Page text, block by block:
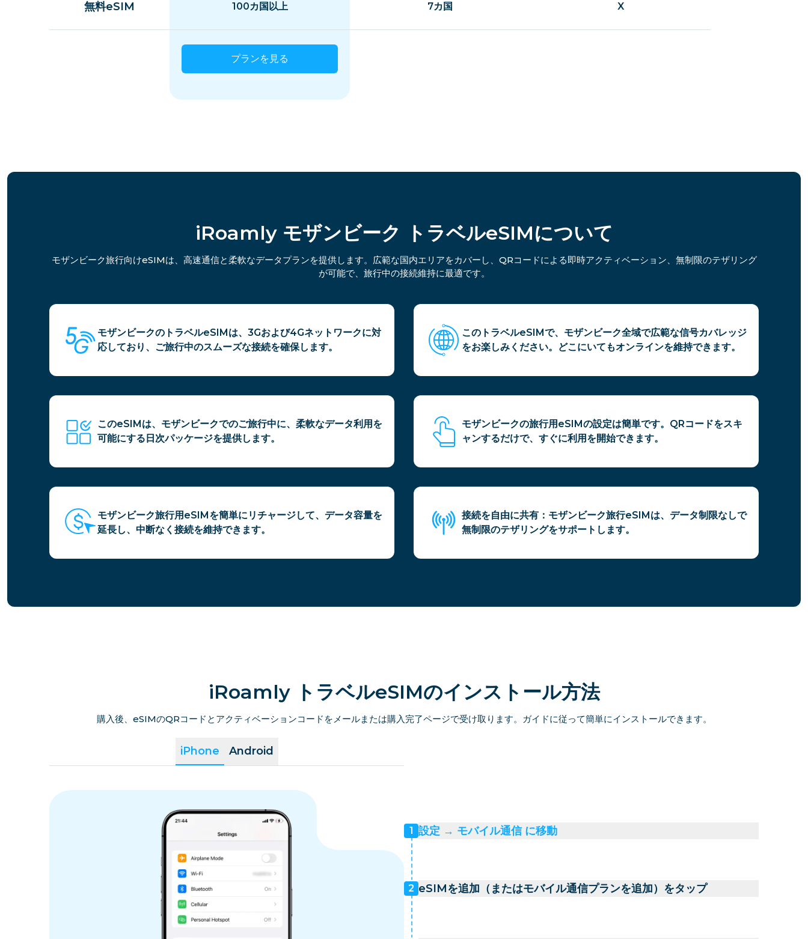
無料eSIM 100カ国以上 7カ国 X
プランを見る
iRoamly モザンビーク トラベルeSIMについて
モザンビーク旅行向けeSIMは、高速通信と柔軟なデータプランを提供します。広範な国内エリアをカバーし、QRコードによる即時アクティベーション、無制限のテザリング
が可能で、旅行中の接続維持に最適です。
モザンビークのトラベルeSIMは、3Gおよび4Gネットワークに対
応しており、ご旅行中のスムーズな接続を確保します。
このトラベルeSIMで、モザンビーク全域で広範な信号カバレッジ
をお楽しみください。どこにいてもオンラインを維持できます。
このeSIMは、モザンビークでのご旅行中に、柔軟なデータ利用を
可能にする日次パッケージを提供します。
モザンビークの旅行用eSIMの設定は簡単です。QRコードをスキ
ャンするだけで、すぐに利用を開始できます。
モザンビーク旅行用eSIMを簡単にリチャージして、データ容量を
延長し、中断なく接続を維持できます。
接続を自由に共有：モザンビーク旅行eSIMは、データ制限なしで
無制限のテザリングをサポートします。
iRoamly トラベルeSIMのインストール方法
購入後、eSIMのQRコードとアクティベーションコードをメールまたは購入完了ページで受け取ります。ガイドに従って簡単にインストールできます。
iPhone Android
1 設定 → モバイル通信 に移動
2 eSIMを追加（またはモバイル通信プランを追加）をタップ